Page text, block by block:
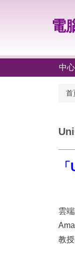
容
電
中
首
雲
教